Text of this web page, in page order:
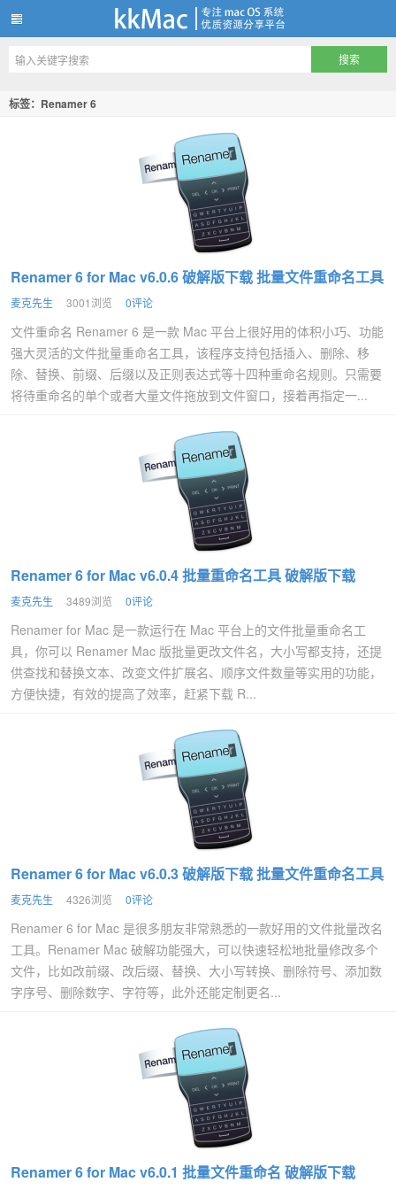
kkMac
标签：Renamer 6
Renamer 6 for Mac v6.0.6 破解版下载 批量文件重命名工具
麦克先生 3001浏览 0评论
文件重命名 Renamer 6 是一款 Mac 平台上很好用的体积小巧、功能
强大灵活的文件批量重命名工具，该程序支持包括插入、删除、移
除、替换、前缀、后缀以及正则表达式等十四种重命名规则。只需要
将待重命名的单个或者大量文件拖放到文件窗口，接着再指定一...
Renamer 6 for Mac v6.0.4 批量重命名工具 破解版下载
麦克先生 3489浏览 0评论
Renamer for Mac 是一款运行在 Mac 平台上的文件批量重命名工
具，你可以 Renamer Mac 版批量更改文件名，大小写都支持，还提
供查找和替换文本、改变文件扩展名、顺序文件数量等实用的功能，
方便快捷，有效的提高了效率，赶紧下载 R...
Renamer 6 for Mac v6.0.3 破解版下载 批量文件重命名工具
麦克先生 4326浏览 0评论
Renamer 6 for Mac 是很多朋友非常熟悉的一款好用的文件批量改名
工具。Renamer Mac 破解功能强大，可以快速轻松地批量修改多个
文件，比如改前缀、改后缀、替换、大小写转换、删除符号、添加数
字序号、删除数字、字符等，此外还能定制更名...
Renamer 6 for Mac v6.0.1 批量文件重命名 破解版下载